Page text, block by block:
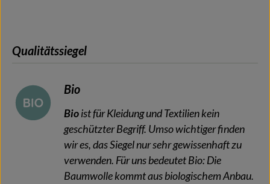
Qualitätssiegel
Bio
Bioist für Kleidung und Textilien kein
geschützter Begriff. Umso wichtiger finden
wir es, das Siegel nur sehr gewissenhaft zu
verwenden. Für uns bedeutet Bio: Die
Baumwolle kommt aus biologischem Anbau.